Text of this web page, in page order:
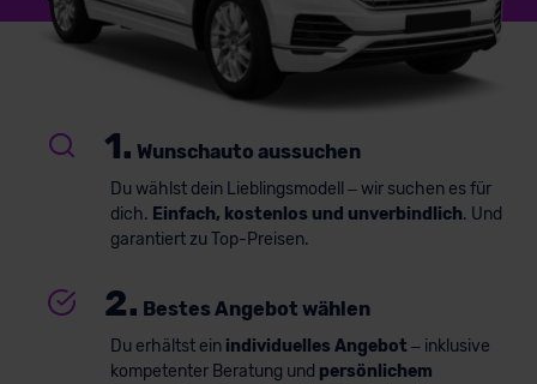
1. Wunschauto aussuchen
Du wählst dein Lieblingsmodell – wir suchen es für
dich. Einfach, kostenlos und unverbindlich. Und
garantiert zu Top-Preisen.
2. Bestes Angebot wählen
Du erhältst ein individuelles Angebot – inklusive
kompetenter Beratung und persönlichem